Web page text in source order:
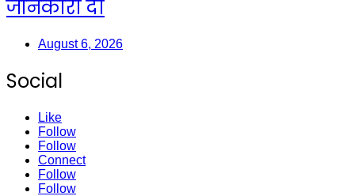
जानकारी दी
August 6, 2026
Social
Like
Follow
Follow
Connect
Follow
Follow